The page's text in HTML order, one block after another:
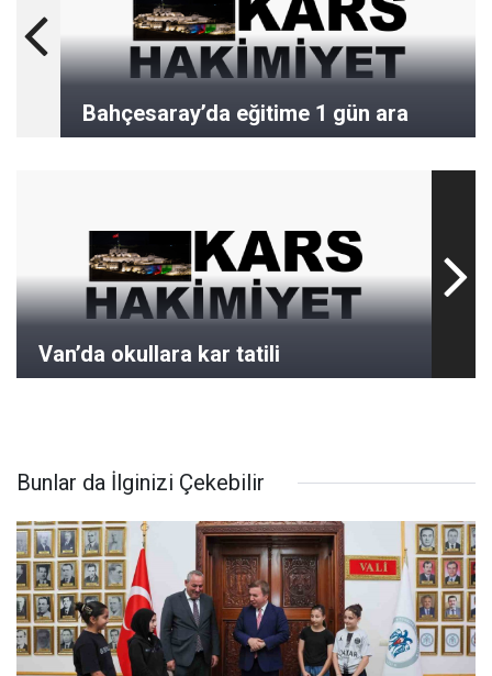
Bahçesaray’da eğitime 1 gün ara
Van’da okullara kar tatili
Bunlar da İlginizi Çekebilir